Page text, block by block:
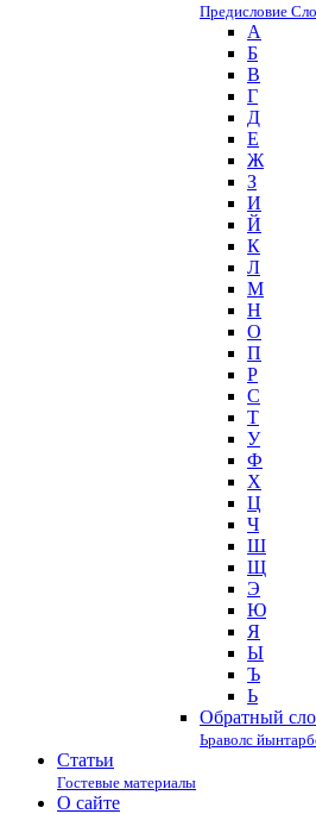
Предисловие
А
Б
В
Г
Д
Е
Ж
З
И
Й
К
Л
М
Н
О
П
Р
С
Т
У
Ф
Х
Ц
Ч
Ш
Щ
Э
Ю
Я
Ы
Ъ
Ь
Обратный
Ьраволс
Статьи
Гостевые материалы
О сайте